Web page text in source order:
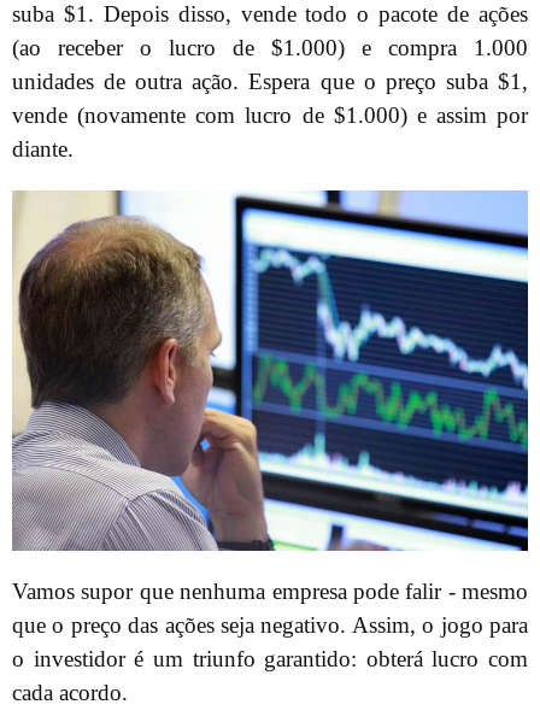
suba $1. Depois disso, vende todo o pacote de ações
(ao receber o lucro de $1.000) e compra 1.000
unidades de outra ação. Espera que o preço suba $1,
vende (novamente com lucro de $1.000) e assim por
diante.
Vamos supor que nenhuma empresa pode falir - mesmo
que o preço das ações seja negativo. Assim, o jogo para
o investidor é um triunfo garantido: obterá lucro com
cada acordo.